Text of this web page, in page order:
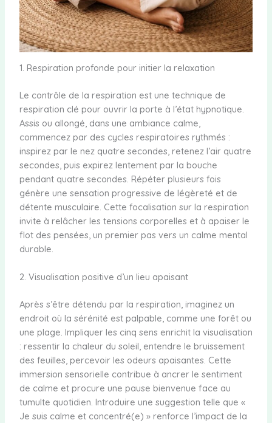
1. Respiration profonde pour initier la relaxation
Le contrôle de la respiration est une technique de
respiration clé pour ouvrir la porte à l’état hypnotique.
Assis ou allongé, dans une ambiance calme,
commencez par des cycles respiratoires rythmés :
inspirez par le nez quatre secondes, retenez l’air quatre
secondes, puis expirez lentement par la bouche
pendant quatre secondes. Répéter plusieurs fois
génère une sensation progressive de légèreté et de
détente musculaire. Cette focalisation sur la respiration
invite à relâcher les tensions corporelles et à apaiser le
flot des pensées, un premier pas vers un calme mental
durable.
2. Visualisation positive d’un lieu apaisant
Après s’être détendu par la respiration, imaginez un
endroit où la sérénité est palpable, comme une forêt ou
une plage. Impliquer les cinq sens enrichit la visualisation
: ressentir la chaleur du soleil, entendre le bruissement
des feuilles, percevoir les odeurs apaisantes. Cette
immersion sensorielle contribue à ancrer le sentiment
de calme et procure une pause bienvenue face au
tumulte quotidien. Introduire une suggestion telle que «
Je suis calme et concentré(e) » renforce l’impact de la